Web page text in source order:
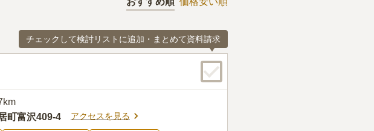
チェックして検討リストに追加・まとめて資料請求
町富沢409-4
アクセスを見る